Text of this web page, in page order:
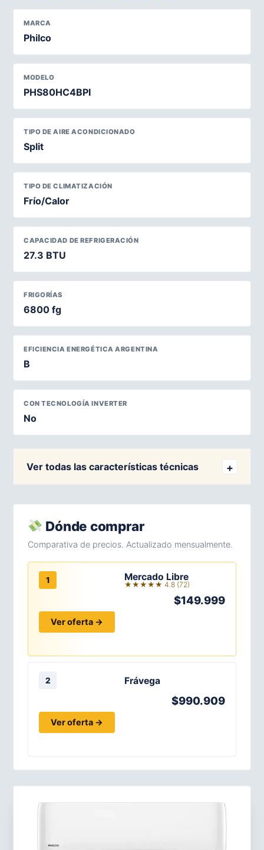
MARCA
Philco
MODELO
PHS80HC4BPI
TIPO DE AIRE ACONDICIONADO
Split
TIPO DE CLIMATIZACIÓN
Frío/Calor
CAPACIDAD DE REFRIGERACIÓN
27.3 BTU
FRIGORÍAS
6800 fg
EFICIENCIA ENERGÉTICA ARGENTINA
B
CON TECNOLOGÍA INVERTER
No
Ver todas las características técnicas
Dónde comprar
Comparativa de precios. Actualizado mensualmente.
1 Mercado Libre
★★★★★ 4.8 (72)
$149.999
Ver oferta →
2 Frávega
$990.909
Ver oferta →